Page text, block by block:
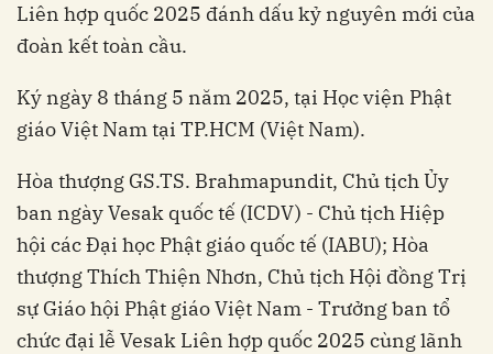
Liên hợp quốc 2025 đánh dấu kỷ nguyên mới của
đoàn kết toàn cầu.
Ký ngày 8 tháng 5 năm 2025, tại Học viện Phật
giáo Việt Nam tại TP.HCM (Việt Nam).
Hòa thượng GS.TS. Brahmapundit, Chủ tịch Ủy
ban ngày Vesak quốc tế (ICDV) - Chủ tịch Hiệp
hội các Đại học Phật giáo quốc tế (IABU); Hòa
thượng Thích Thiện Nhơn, Chủ tịch Hội đồng Trị
sự Giáo hội Phật giáo Việt Nam - Trưởng ban tổ
chức đại lễ Vesak Liên hợp quốc 2025 cùng lãnh